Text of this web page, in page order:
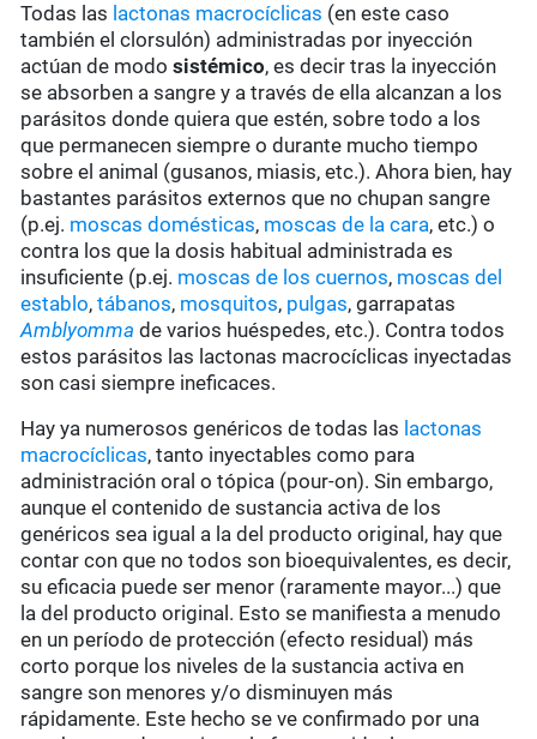
Todas las lactonas macrocíclicas (en este caso
también el clorsulón) administradas por inyección
actúan de modosistémico, es decir tras la inyección
se absorben a sangre y a través de ella alcanzan a los
parásitos donde quiera que estén, sobre todo a los
que permanecen siempre o durante mucho tiempo
sobre el animal (gusanos, miasis, etc.). Ahora bien, hay
bastantes parásitos externos que no chupan sangre
(p.ej. moscas domésticas, moscas de la cara, etc.) o
contra los que la dosis habitual administrada es
insuficiente (p.ej. moscas de los cuernos, moscas del
establo,tábanos, mosquitos, pulgas, garrapatas
Amblyomma de varios huéspedes, etc.). Contra todos
estos parásitos las lactonas macrocíclicas inyectadas
son casi siempre ineficaces.
Hay ya numerosos genéricos de todas las lactonas
macrocíclicas, tanto inyectables como para
administración oral o tópica (pour-on). Sin embargo,
aunque el contenido de sustancia activa de los
genéricos sea igual a la del producto original, hay que
contar con que no todos son bioequivalentes, es decir,
su eficacia puede ser menor (raramente mayor...) que
la del producto original. Esto se manifiesta a menudo
en un período de protección (efecto residual) más
corto porque los niveles de la sustancia activa en
sangre son menores y/o disminuyen más
rápidamente. Este hecho se ve confirmado por una